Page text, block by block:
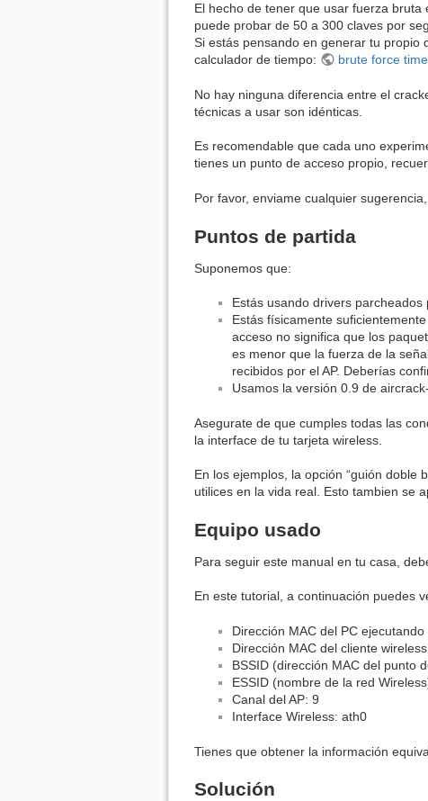
El hecho de tener que usar fuerza
puede probar de 50 a 300 claves por
Si estás pensando en generar tu propio
calculador de tiempo:
brute force
No hay ninguna diferencia entre el
técnicas a usar son idénticas.
Es recomendable que cada uno
tienes un punto de acceso propio,
Por favor, enviame cualquier
Puntos de partida
Suponemos que:
Estás usando drivers parcheados
Estás físicamente
acceso no significa que los
es menor que la fuerza de la
recibidos por el AP. Deberías
Usamos la versión 0.9 de
Asegurate de que cumples todas las
la interface de tu tarjeta wireless.
En los ejemplos, la opción “guión doble
utilices en la vida real. Esto tambien se
Equipo usado
Para seguir este manual en tu casa,
En este tutorial, a continuación puedes
Dirección MAC del PC
Dirección MAC del cliente
BSSID (dirección MAC del punto
ESSID (nombre de la red
Canal del AP: 9
Interface Wireless: ath0
Tienes que obtener la información
Solución